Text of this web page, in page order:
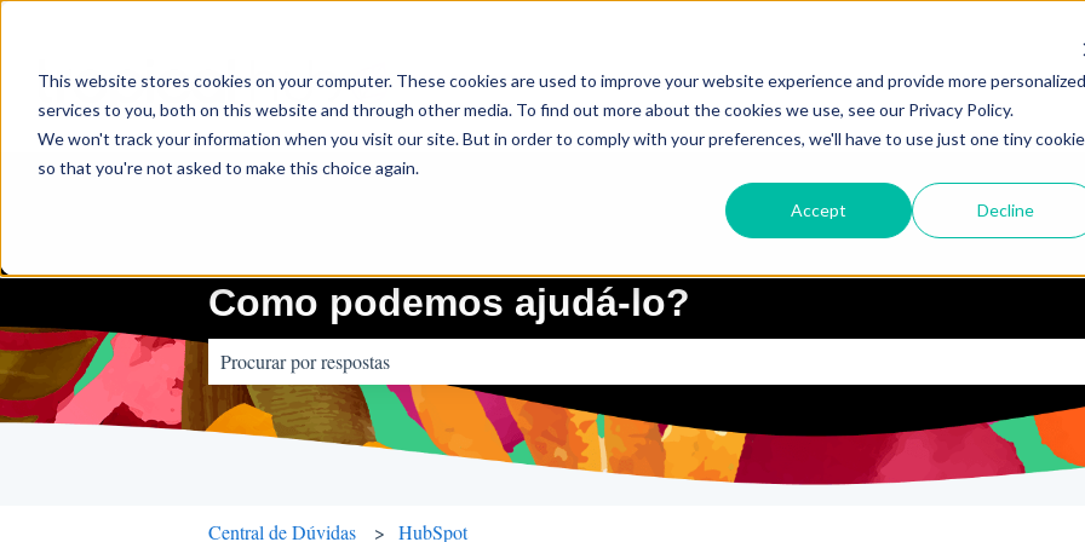
This website stores cookies on your computer. These cookies are used to improve your website experience and provide more personalized
services to you, both on this website and through other media. To find out more about the cookies we use, see our Privacy Policy.
We won't track your information when you visit our site. But in order to comply with your preferences, we'll have to use just one tiny cookie
so that you're not asked to make this choice again.
Accept Decline
Como podemos ajudá-lo?
Não há sugestões porque o campo de pesquisa está em branco.
Central de Dúvidas HubSpot